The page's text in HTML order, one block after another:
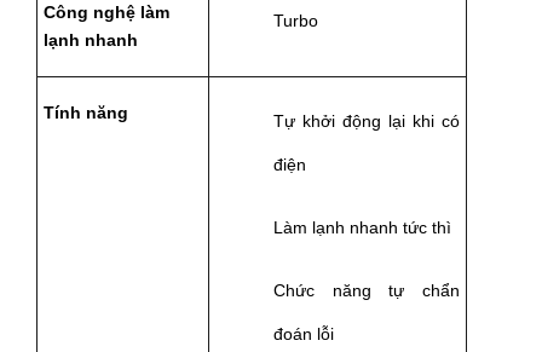
Công nghệ làm
lạnh nhanh
Turbo
Tính năng Tự khởi động lại khi có
điện
Làm lạnh nhanh tức thì
Chức năng tự chẩn
đoán lỗi